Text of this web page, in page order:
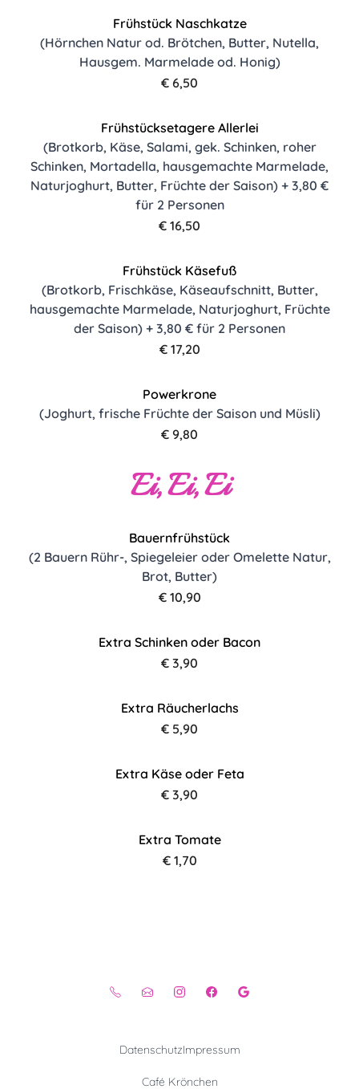
Frühstück Naschkatze
(Hörnchen Natur od. Brötchen, Butter, Nutella,
Hausgem. Marmelade od. Honig)
€ 6,50
Frühstücksetagere Allerlei
(Brotkorb, Käse, Salami, gek. Schinken, roher
Schinken, Mortadella, hausgemachte Marmelade,
Naturjoghurt, Butter, Früchte der Saison) + 3,80 €
für 2 Personen
€ 16,50
Frühstück Käsefuß
(Brotkorb, Frischkäse, Käseaufschnitt, Butter,
hausgemachte Marmelade, Naturjoghurt, Früchte
der Saison) + 3,80 € für 2 Personen
€ 17,20
Powerkrone
(Joghurt, frische Früchte der Saison und Müsli)
€ 9,80
Ei, Ei, Ei
Bauernfrühstück
(2 Bauern Rühr-, Spiegeleier oder Omelette Natur,
Brot, Butter)
€ 10,90
Extra Schinken oder Bacon
€ 3,90
Extra Räucherlachs
€ 5,90
Extra Käse oder Feta
€ 3,90
Extra Tomate
€ 1,70
DatenschutzImpressum
Café Krönchen